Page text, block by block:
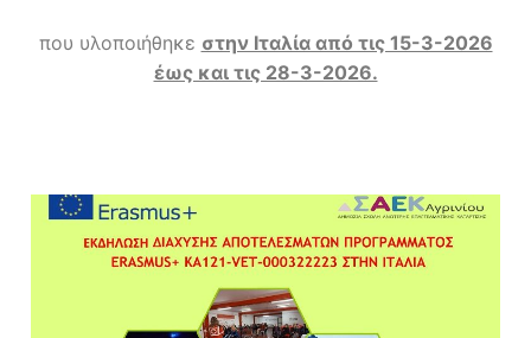
που υλοποιήθηκε στην Ιταλία από τις 15-3-2026
έως και τις 28-3-2026.